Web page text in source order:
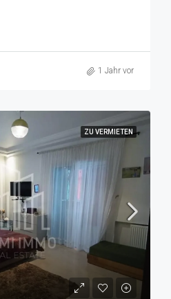
1 Jahr vor
ZU VERMIETEN